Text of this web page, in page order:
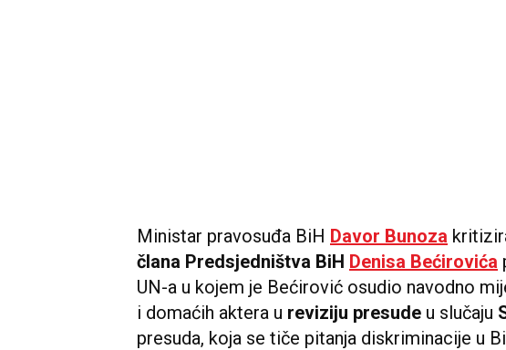
Ministar pravosuđa BiH Davor Bunoza
člana Predsjedništva BiH Denisa Bećirovića
UN-a u kojem je Bećirović osudio navodno
i domaćih aktera u reviziju presude u slučaju
presuda, koja se tiče pitanja diskriminacije u